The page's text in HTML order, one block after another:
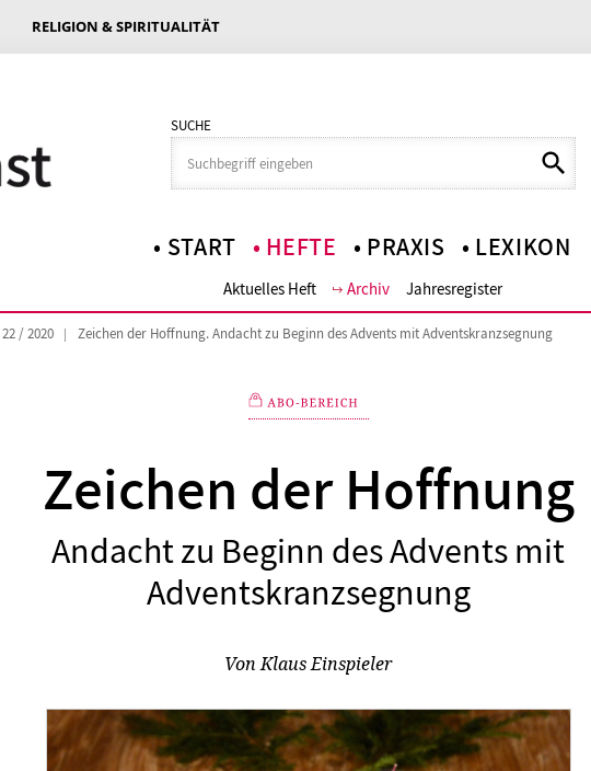
RELIGION & SPIRITUALITÄT
SUCHE
START HEFTE PRAXIS LEXIKON
Aktuelles Heft Archiv Jahresregister
22 / 2020 Zeichen der Hoffnung. Andacht zu Beginn des Advents mit Adventskranzsegnung
Zeichen der Hoffnung
:
Andacht zu Beginn des Advents mit
Adventskranzsegnung
VonKlaus Einspieler